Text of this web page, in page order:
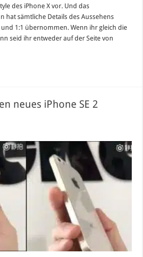
des iPhone X vor. Und das
hat sämtliche Details des Aussehens
1:1 übernommen. Wenn ihr gleich die
seid ihr entweder auf der Seite von
neues iPhone SE 2